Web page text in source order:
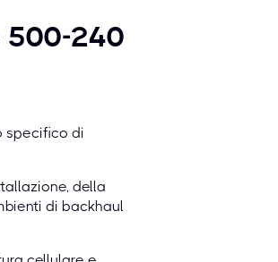
500-240
specifico di
della
di backhaul